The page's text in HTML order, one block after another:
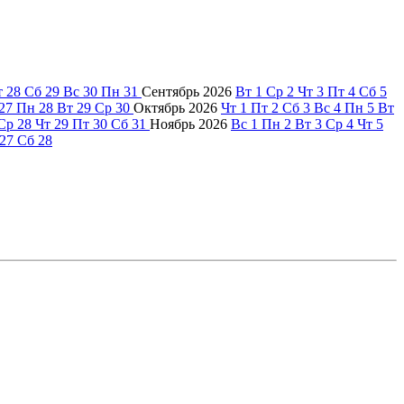
28 Сб 29 Вс 30 Пн 31 Сентябрь 2026 Вт 1 Ср 2 Чт 3 Пт 4 Сб 5
27 Пн 28 Вт 29 Ср 30 Октябрь 2026 Чт 1 Пт 2 Сб 3 Вс 4 Пн 5 Вт
28 Чт 29 Пт 30 Сб 31 Ноябрь 2026 Вс 1 Пн 2 Вт 3 Ср 4 Чт 5
27 Сб 28